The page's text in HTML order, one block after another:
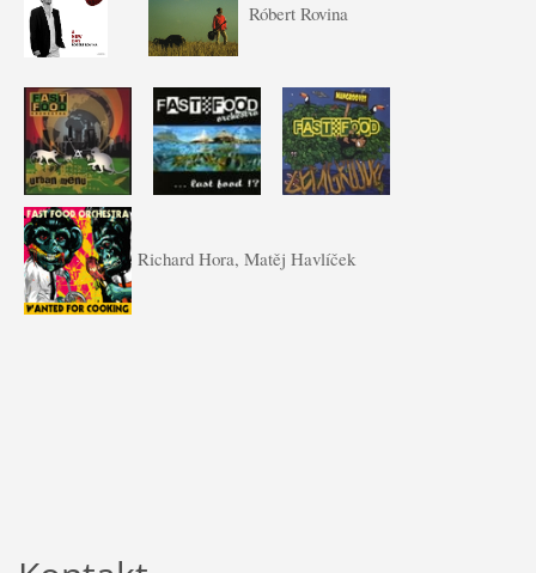
Róbert Rovina
Richard Hora, Matěj Havlíček